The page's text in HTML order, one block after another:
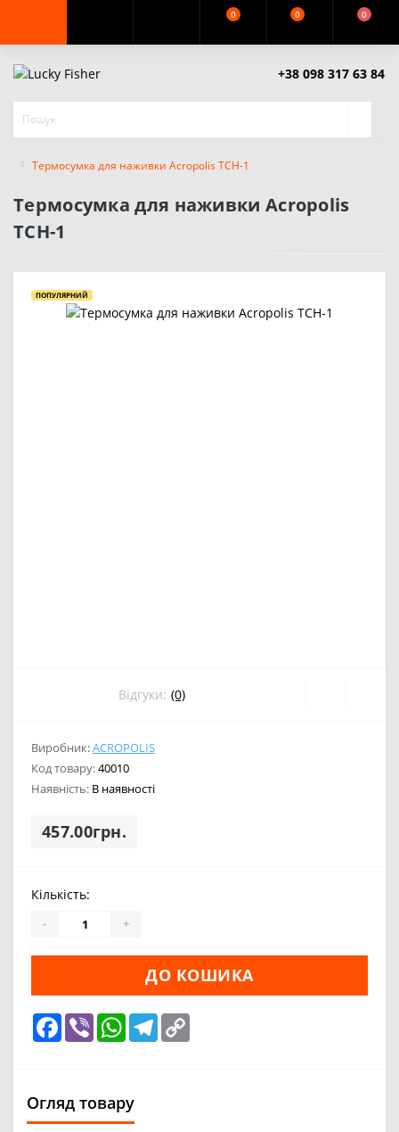
0 0 0
+38 098 317 63 84
Термосумка для наживки Acropolis ТСН-1
Термосумка для наживки Acropolis
ТСН-1
ПОПУЛЯРНИЙ
Відгуки: (0)
Виробник:ACROPOLIS
Код товару:40010
Наявність: В наявності
457.00грн.
Кількість:
- +
ДО КОШИКА
Facebook
Viber WhatsApp
Telegram
Огляд товару